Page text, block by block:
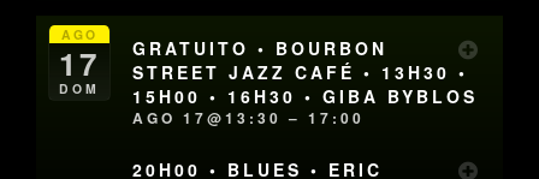
AGO
17
DOM
GRATUITO • BOURBON
STREET JAZZ CAFÉ • 13H30 •
15H00 • 16H30 • GIBA BYBLOS
AGO 17@13:30 – 17:00
20H00 • BLUES • ERIC